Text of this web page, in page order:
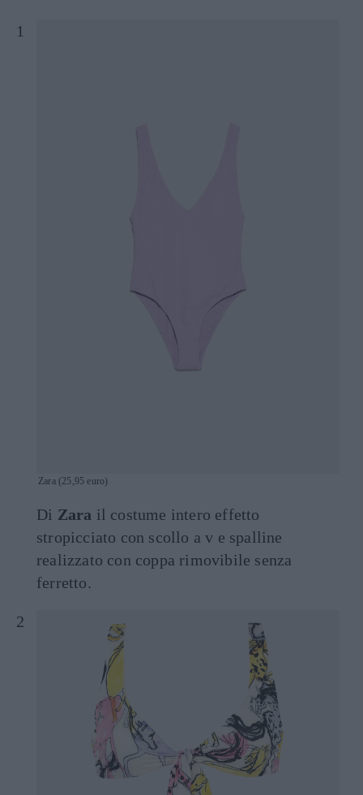
Zara (25,95 euro)
Di Zara il costume intero effetto
stropicciato con scollo a v e spalline
realizzato con coppa rimovibile senza
ferretto.